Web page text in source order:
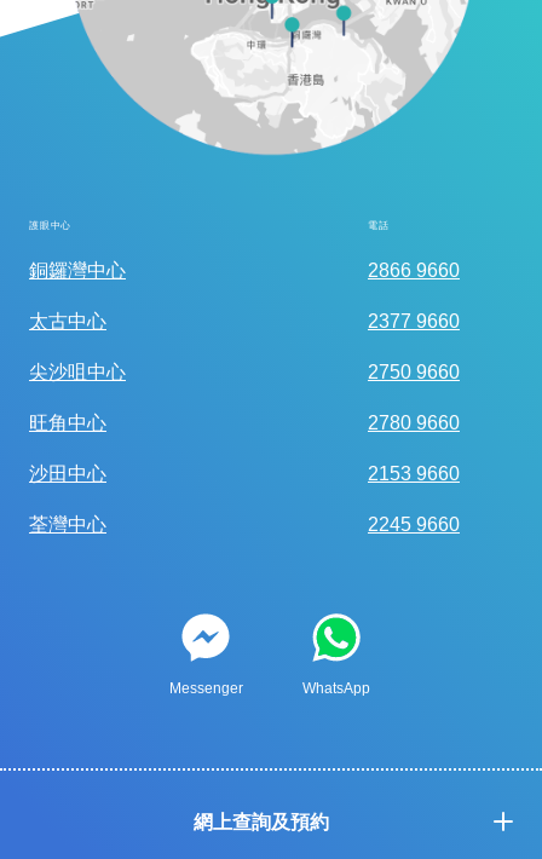
全面眼科視光檢查
護眼中心 電話
銅鑼灣中心 2866 9660
太古中心 2377 9660
尖沙咀中心 2750 9660
旺角中心 2780 9660
沙田中心 2153 9660
荃灣中心 2245 9660
Messenger WhatsApp
網上查詢及預約